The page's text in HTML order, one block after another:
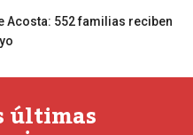
Acosta: 552 familias reciben
últimas